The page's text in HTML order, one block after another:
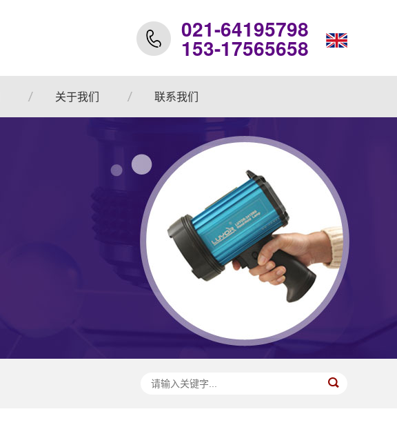
021-64195798
153-17565658
关于我们 联系我们